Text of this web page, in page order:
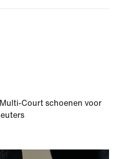
Court schoenen voor